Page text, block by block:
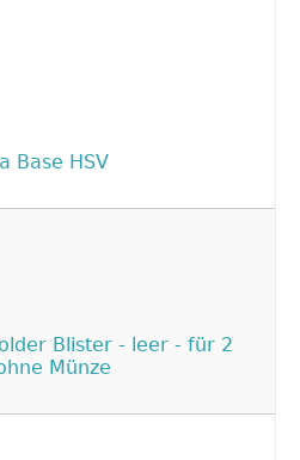
Base HSV
Blister - leer - für 2
Münze